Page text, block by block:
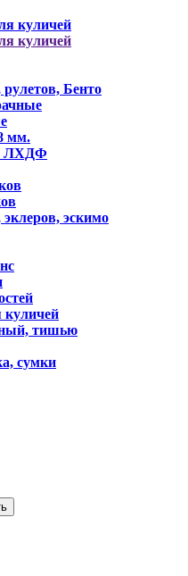
куличей
куличей
Бенто
мм.
ЛХДФ
эскимо
куличей
тишью
сумки